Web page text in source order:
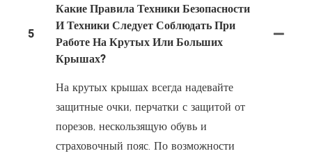
5
Какие Правила Техники Безопасности
И Техники Следует Соблюдать При
Работе На Крутых Или Больших
Крышах?
На крутых крышах всегда надевайте
защитные очки, перчатки с защитой от
порезов, нескользящую обувь и
страховочный пояс. По возможности